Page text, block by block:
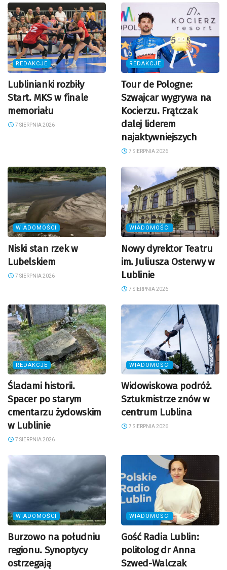
REDAKCJE
Lublinianki rozbiły
Start. MKS w finale
memoriału
7 SIERPNIA 2026
REDAKCJE
Tour de Pologne:
Szwajcar wygrywa na
Kocierzu. Frątczak
dalej liderem
najaktywniejszych
7 SIERPNIA 2026
WIADOMOŚCI
Niski stan rzek w
Lubelskiem
7 SIERPNIA 2026
WIADOMOŚCI
Nowy dyrektor Teatru
im. Juliusza Osterwy w
Lublinie
7 SIERPNIA 2026
REDAKCJE
Śladami historii.
Spacer po starym
cmentarzu żydowskim
w Lublinie
7 SIERPNIA 2026
WIADOMOŚCI
Widowiskowa podróż.
Sztukmistrze znów w
centrum Lublina
7 SIERPNIA 2026
WIADOMOŚCI
Burzowo na południu
regionu. Synoptycy
ostrzegają
WIADOMOŚCI
Gość Radia Lublin:
politolog dr Anna
Szwed-Walczak